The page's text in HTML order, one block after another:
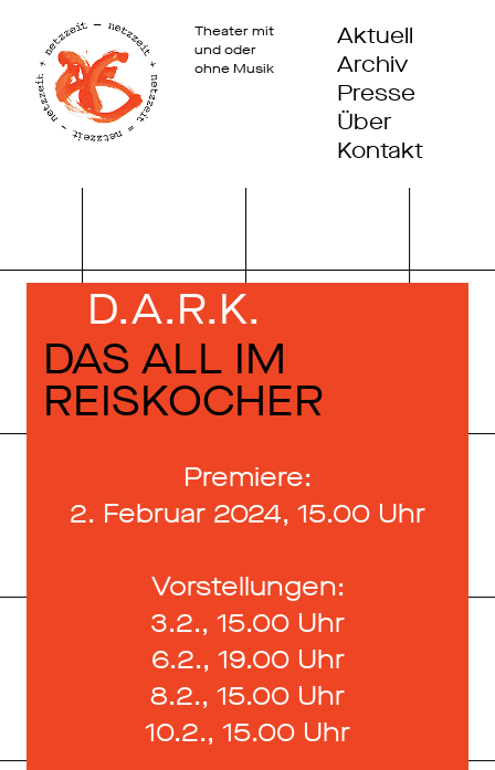
Theater mit
und oder
ohne Musik
Aktuell
Archiv
Presse
Über
Kontakt
D.A.R.K.
DAS ALL IM
REISKOCHER
Premiere:
2. Februar 2024, 15.00 Uhr
Vorstellungen:
3.2., 15.00 Uhr
6.2., 19.00 Uhr
8.2., 15.00 Uhr
10.2., 15.00 Uhr